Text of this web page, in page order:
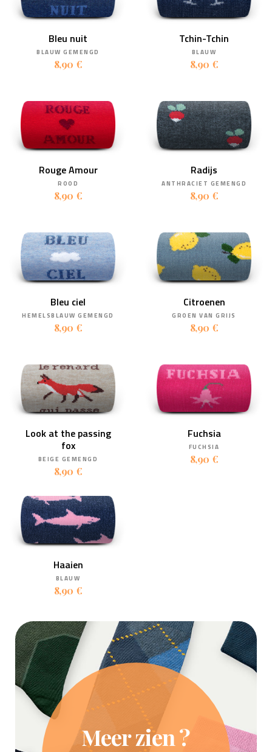
Bleu nuit
BLAUW GEMENGD
8,90 €
Tchin-Tchin
BLAUW
8,90 €
Rouge Amour
ROOD
8,90 €
Radijs
ANTHRACIET GEMENGD
8,90 €
Bleu ciel
HEMELSBLAUW GEMENGD
8,90 €
Citroenen
GROEN VAN GRIJS
8,90 €
Look at the passing
fox
BEIGE GEMENGD
8,90 €
Fuchsia
FUCHSIA
8,90 €
Haaien
BLAUW
8,90 €
Meer zien ?